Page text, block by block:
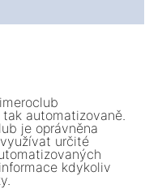
automatizovaně.
je oprávněna
určité
kdykoliv